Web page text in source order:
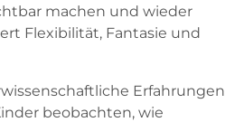
machen und wieder
Flexibilität, Fantasie und
Erfahrungen
beobachten, wie